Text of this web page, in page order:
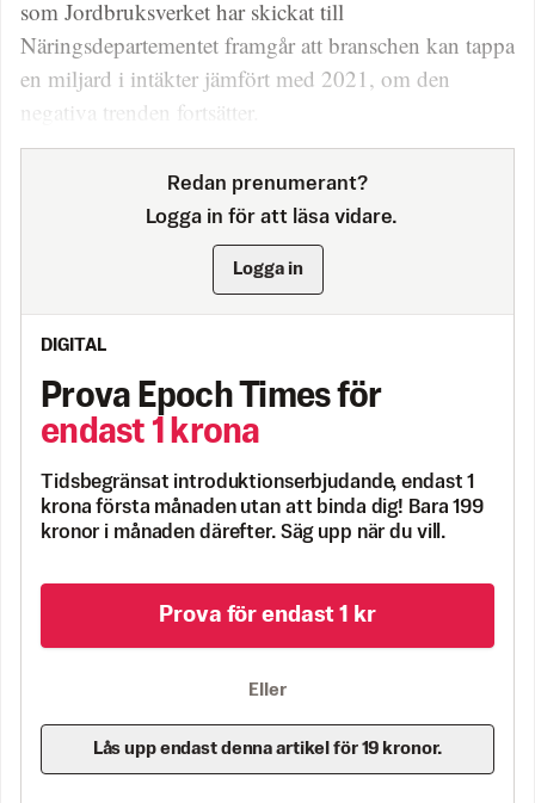
som Jordbruksverket har skickat till
Näringsdepartementet framgår att branschen kan tappa
en miljard i intäkter jämfört med 2021, om den
negativa trenden fortsätter.
Redan prenumerant?
Logga in för att läsa vidare.
Logga in
DIGITAL
Prova Epoch Times för
endast 1 krona
Tidsbegränsat introduktionserbjudande, endast 1
krona första månaden utan att binda dig! Bara 199
kronor i månaden därefter. Säg upp när du vill.
Prova för endast 1 kr
Eller
Lås upp endast denna artikel för 19 kronor.